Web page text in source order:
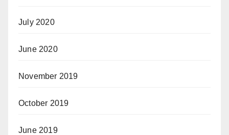
July 2020
June 2020
November 2019
October 2019
June 2019